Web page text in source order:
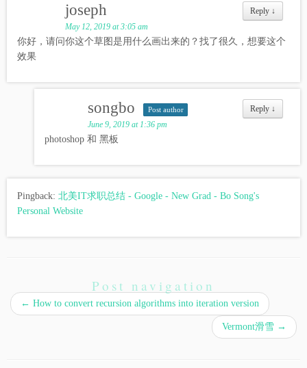
Reply ↓
joseph
May 12, 2019 at 3:05 am
你好，请问你这个草图是用什么画出来的？找了很久，想要这个
效果
Reply ↓
songbo Post author
June 9, 2019 at 1:36 pm
photoshop 和 黑板
Pingback: 北美IT求职总结 - Google - New Grad - Bo Song's
Personal Website
Post navigation
← How to convert recursion algorithms into iteration version
Vermont滑雪 →